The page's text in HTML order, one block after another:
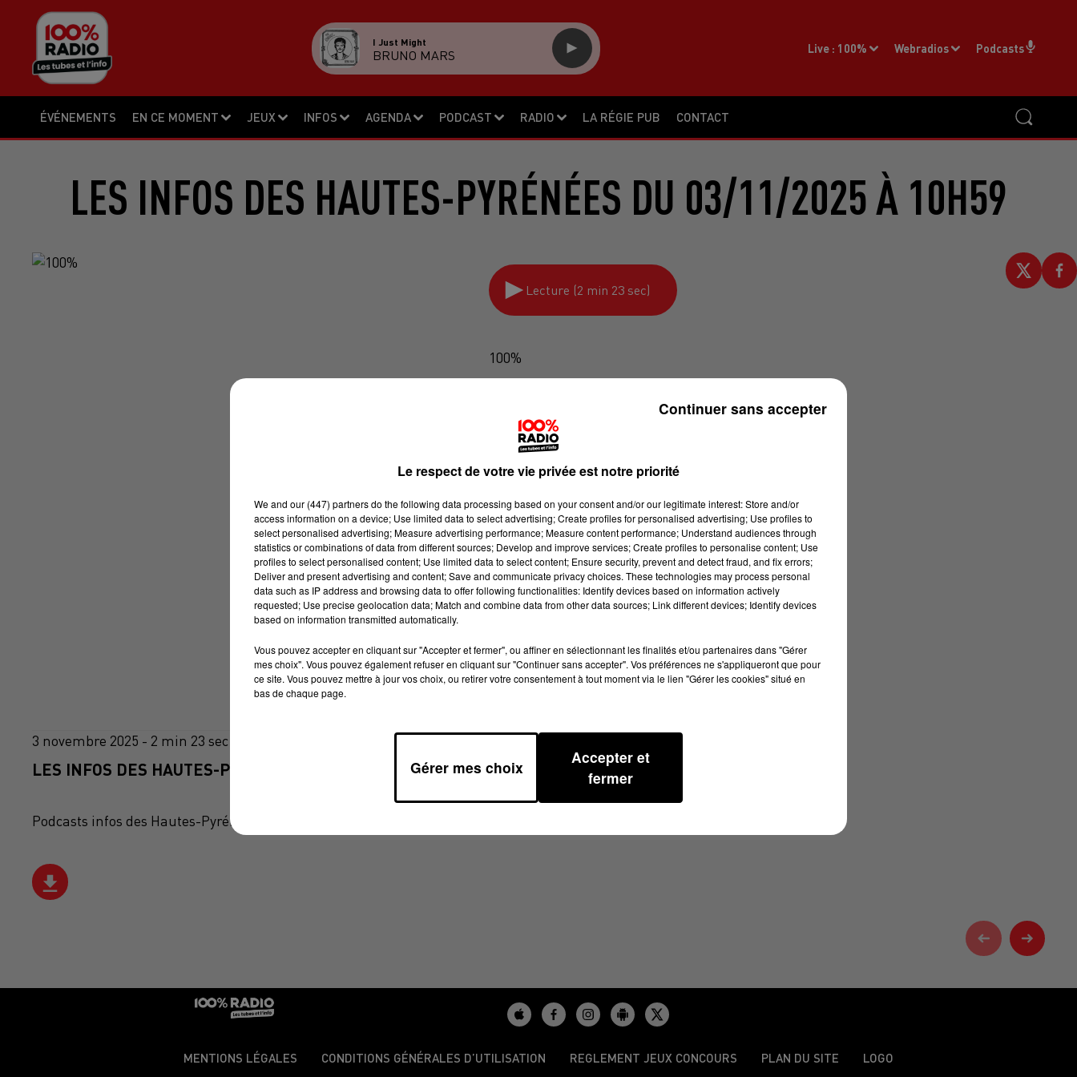
ÉVÉNEMENTS EN CE MOMENT JEUX INFOS AGENDA PODCAST RADIO LA RÉGIE PUB CONTACT
Live : 100% Webradios Podcasts
I Just Might
BRUNO MARS
LES INFOS DES HAUTES-PYRÉNÉES DU 03/11/2025 À 10H59
Lecture (2 min 23 sec)
100%
3 novembre 2025 - 2 min 23 sec
LES INFOS DES HAUTES-PYRÉNÉES DU 03/11/2025 À 10H59
Podcasts infos des Hautes-Pyrénées
MENTIONS LÉGALES CONDITIONS GÉNÉRALES D’UTILISATION REGLEMENT JEUX CONCOURS PLAN DU SITE LOGO
Le respect de votre vie privée est notre priorité
We and our (447) partnersdo the following data processing based on your consent and/or our legitimate interest: Store and/or
access information on a device; Use limited data to select advertising; Create profiles for personalised advertising; Use profiles to
select personalised advertising; Measure advertising performance; Measure content performance; Understand audiences through
statistics or combinations of data from different sources; Develop and improve services; Create profiles to personalise content; Use
profiles to select personalised content; Use limited data to select content; Ensure security, prevent and detect fraud, and fix errors;
Deliver and present advertising and content; Save and communicate privacy choices. These technologies may process personal
data such as IP address and browsing data to offer following functionalities: Identify devices based on information actively
requested; Use precise geolocation data; Match and combine data from other data sources; Link different devices; Identify devices
based on information transmitted automatically.
Vous pouvez accepter en cliquant sur "Accepter et fermer", ou affiner en sélectionnant les finalités et/ou partenaires dans "Gérer
mes choix". Vous pouvez également refuser en cliquant sur "Continuer sans accepter". Vos préférences ne s'appliqueront que pour
ce site. Vous pouvez mettre à jour vos choix, ou retirer votre consentement à tout moment via le lien "Gérer les cookies" situé en
bas de chaque page.
Gérer mes choix
Accepter et
fermer
Continuer sans accepter